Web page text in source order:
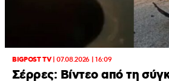
BIGPOST TV|07.08.2026 | 16:09
Σέρρες: Βίντεο από τη